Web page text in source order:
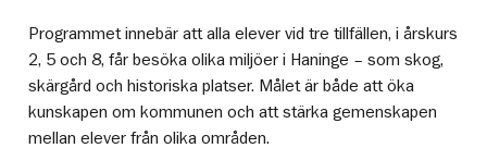
Programmet innebär att alla elever vid tre tillfällen, i årskurs
2, 5 och 8, får besöka olika miljöer i Haninge – som skog,
skärgård och historiska platser. Målet är både att öka
kunskapen om kommunen och att stärka gemenskapen
mellan elever från olika områden.